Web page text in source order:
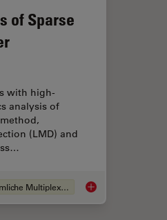
Organoids
of Sparse
with high-
analysis of
(LMD) and
Räumliche Multiplex-Analyse Lipidomics Analysis